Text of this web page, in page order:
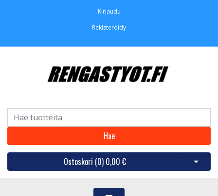
Kirjaudu
Rekisteröidy
Hae
Ostoskori (0) 0,00 € Avaa